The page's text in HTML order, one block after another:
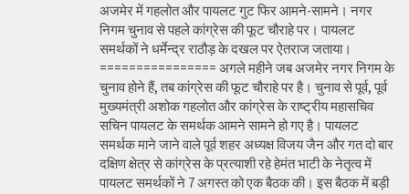
अजमेर में गहलोत और पायलट गुट फिर आमने-सामने। नगर
निगम चुनाव से पहले कांग्रेस की फूट चौराहे पर। पायलट
समर्थकों ने धर्मेन्द्र राठौड़ के दखल पर ऐतराज जताया।
================ अगले महीने जब अजमेर नगर निगम के
चुनाव होने हैं, तब कांग्रेस की फूट चौराहे पर है। चुनाव से पूर्व, पूर्व
मुख्यमंत्री अशोक गहलोत और कांग्रेस के राष्ट्रीय महासचिव
सचिन पायलट के समर्थक आमने सामने हो गए है। पायलट
समर्थक माने जाने वाले पूर्व शहर अध्यक्ष विजय जैन और गत दो बार
दक्षिण क्षेत्र से कांग्रेस के प्रत्याशी रहे हेमंत भाटी के नेतृत्व में
पायलट समर्थकों ने 7 अगस्त को एक बैठक की। इस बैठक में बड़ी